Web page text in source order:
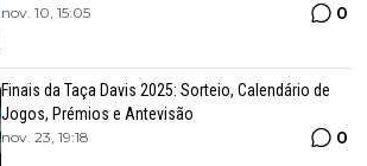
nov. 10, 15:05 0
Finais da Taça Davis 2025: Sorteio, Calendário de
Jogos, Prémios e Antevisão
nov. 23, 19:18 0